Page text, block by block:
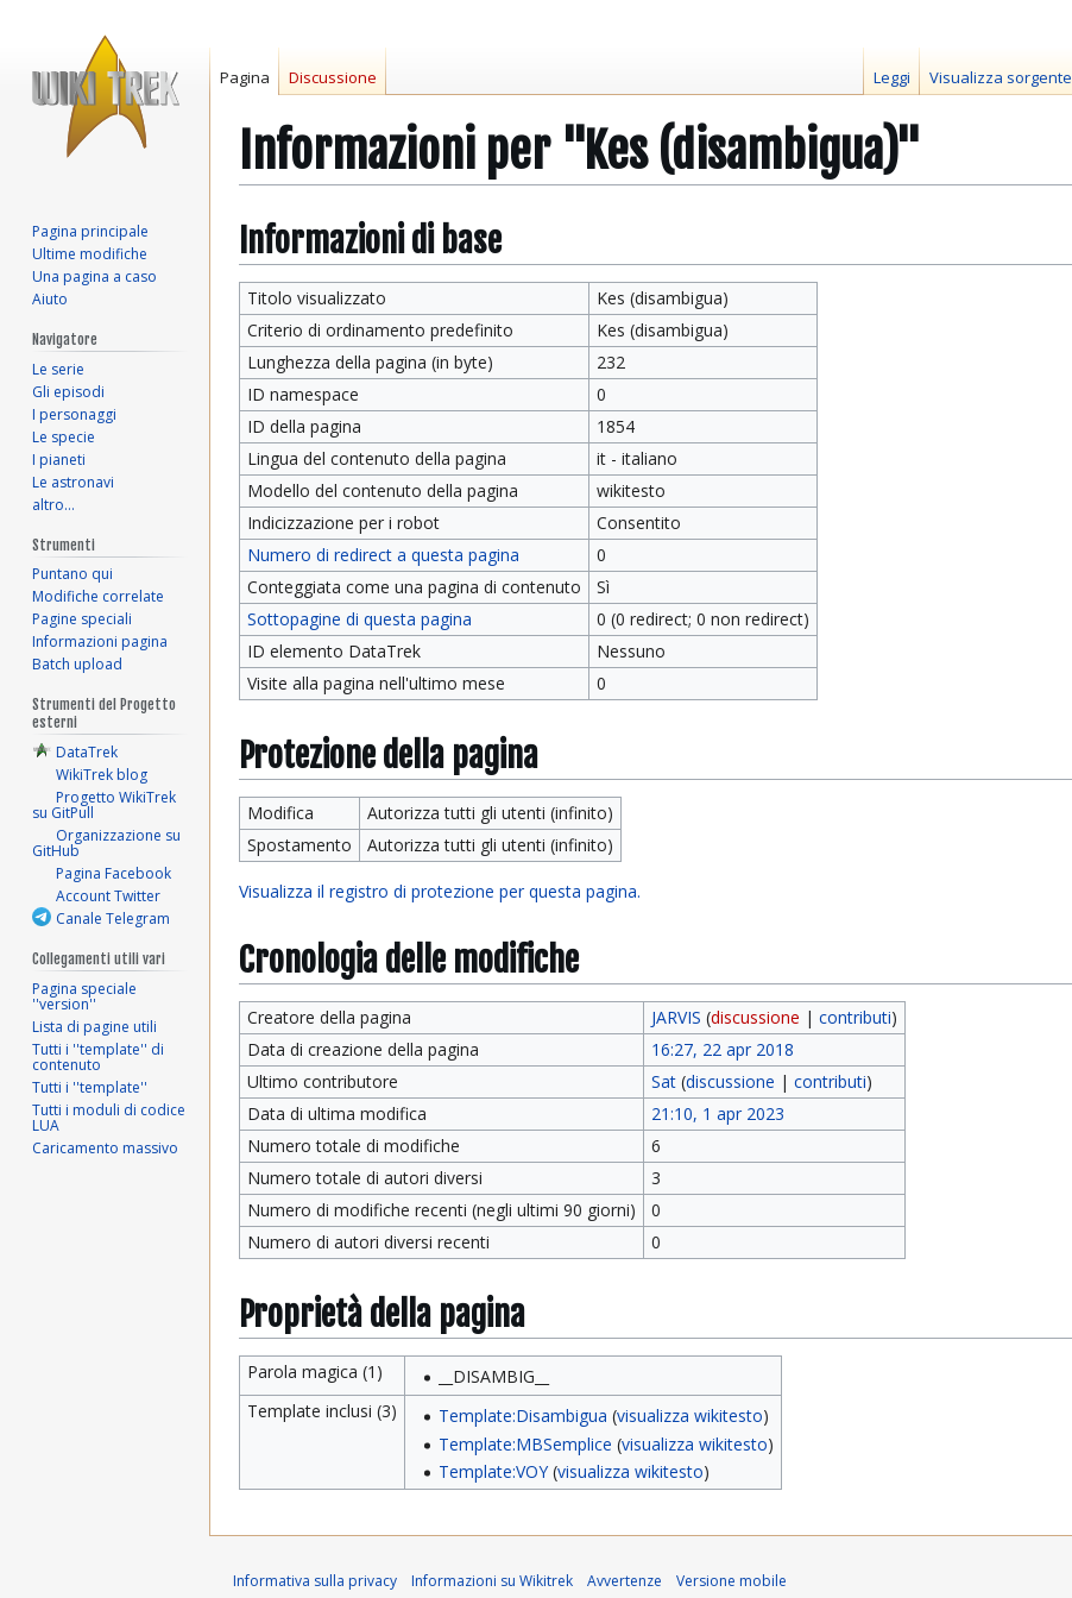
Informazioni per "Kes (disambigua)"
Vai
alla
navigazione
Vai
alla
ricerca
Informazioni di base
Titolo visualizzato
Kes (disambigua)
Criterio di ordinamento predefinito
Kes (disambigua)
Lunghezza della pagina (in byte)
232
ID namespace
0
ID della pagina
1854
Lingua del contenuto della pagina
it - italiano
Modello del contenuto della pagina
wikitesto
Indicizzazione per i robot
Consentito
Numero di redirect a questa pagina
0
Conteggiata come una pagina di contenuto
Sì
Sottopagine di questa pagina
0 (0 redirect; 0 non redirect)
ID elemento DataTrek
Nessuno
Visite alla pagina nell'ultimo mese
0
Protezione della pagina
Modifica
Autorizza tutti gli utenti (infinito)
Spostamento
Autorizza tutti gli utenti (infinito)
Visualizza il registro di protezione per questa pagina.
Cronologia delle modifiche
Creatore della pagina JARVIS (discussione | contributi)
Data di creazione della pagina
16:27, 22 apr 2018
Ultimo contributore
Sat (discussione | contributi)
Data di ultima modifica
21:10, 1 apr 2023
Numero totale di modifiche
6
Numero totale di autori diversi
3
Numero di modifiche recenti (negli ultimi 90 giorni)
0
Numero di autori diversi recenti
0
Proprietà della pagina
Parola magica (1)
__DISAMBIG__
Template inclusi (3)
Template:Disambigua (visualizza wikitesto)
Template:MBSemplice (visualizza wikitesto)
Template:VOY(visualizza wikitesto)
Pagina Discussione Leggi Visualizza sorgente
Pagina principale
Ultime modifiche
Una pagina a caso
Aiuto
Navigatore
Le serie
Gli episodi
I personaggi
Le specie
I pianeti
Le astronavi
altro…
Strumenti
Puntano qui
Modifiche correlate
Pagine speciali
Informazioni pagina
Batch upload
Strumenti del Progetto
esterni
DataTrek
WikiTrek blog
Progetto WikiTrek
su GitPull
Organizzazione su
GitHub
Pagina Facebook
Account Twitter
Canale Telegram
Collegamenti utili vari
Pagina speciale
''version''
Lista di pagine utili
Tutti i ''template'' di
contenuto
Tutti i ''template''
Tutti i moduli di codice
LUA
Caricamento massivo
Informativa sulla privacy Informazioni su Wikitrek Avvertenze Versione mobile